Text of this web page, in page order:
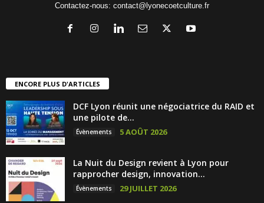
Contactez-nous: contact@lyonecoetculture.fr
ENCORE PLUS D'ARTICLES
DCF Lyon réunit une négociatrice du RAID et
une pilote de...
Évènements 5 AOÛT 2026
La Nuit du Design revient à Lyon pour
rapprocher design, innovation...
Évènements 29 JUILLET 2026